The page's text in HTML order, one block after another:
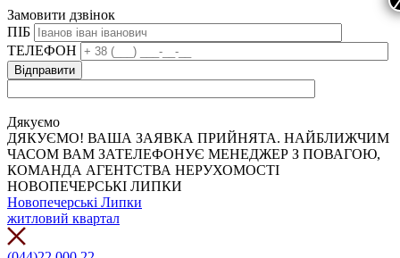
Замовити дзвінок
ПІБ
ТЕЛЕФОН
Дякуємо
ДЯКУЄМО! ВАША ЗАЯВКА ПРИЙНЯТА. НАЙБЛИЖЧИМ
ЧАСОМ ВАМ ЗАТЕЛЕФОНУЄ МЕНЕДЖЕР З ПОВАГОЮ,
КОМАНДА АГЕНТСТВА НЕРУХОМОСТІ
НОВОПЕЧЕРСЬКІ ЛИПКИ
Новопечерські Липки
житловий квартал